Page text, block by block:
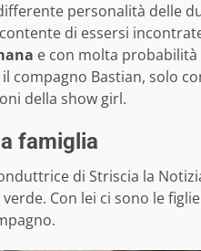
personalità delle
di essersi
e con molta probabilità
compagno Bastian, solo
della show girl.
famiglia
di Striscia la
Con lei ci sono le